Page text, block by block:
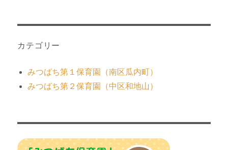
カテゴリー
みつばち第１保育園（南区瓜内町）
みつばち第２保育園（中区和地山）